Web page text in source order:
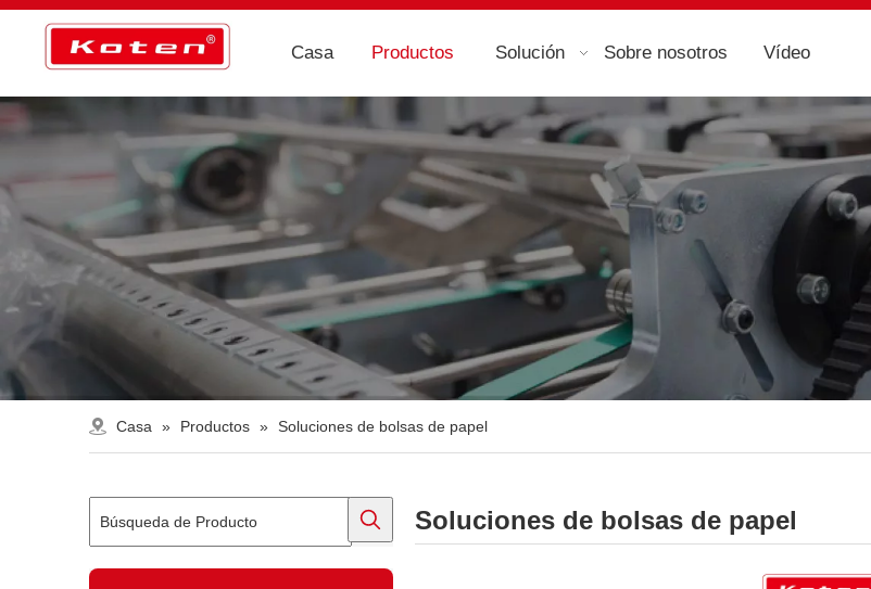
Casa Productos Solución Sobre nosotros Vídeo
Casa » Productos » Soluciones de bolsas de papel
Soluciones de bolsas de papel